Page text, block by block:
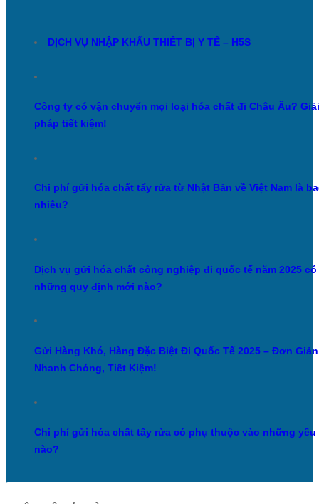
DỊCH VỤ NHẬP KHẨU THIẾT BỊ Y TẾ – H5S
Công ty có vận chuyển mọi loại hóa chất đi Châu Âu? Giải
pháp tiết kiệm!
Chi phí gửi hóa chất tẩy rửa từ Nhật Bản về Việt Nam là
nhiêu?
Dịch vụ gửi hóa chất công nghiệp đi quốc tế năm 2025 có
những quy định mới nào?
Gửi Hàng Khó, Hàng Đặc Biệt Đi Quốc Tế 2025 – Đơn
Nhanh Chóng, Tiết Kiệm!
Chi phí gửi hóa chất tẩy rửa có phụ thuộc vào những yếu
nào?